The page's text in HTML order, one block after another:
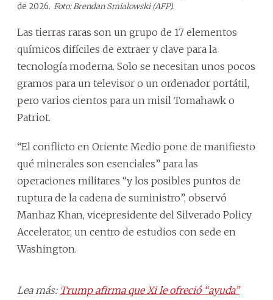
de 2026. Foto: Brendan Smialowski (AFP).
Las tierras raras son un grupo de 17 elementos
químicos difíciles de extraer y clave para la
tecnología moderna. Solo se necesitan unos pocos
gramos para un televisor o un ordenador portátil,
pero varios cientos para un misil Tomahawk o
Patriot.
“El conflicto en Oriente Medio pone de manifiesto
qué minerales son esenciales” para las
operaciones militares “y los posibles puntos de
ruptura de la cadena de suministro”, observó
Manhaz Khan, vicepresidente del Silverado Policy
Accelerator, un centro de estudios con sede en
Washington.
Lea más: Trump afirma que Xi le ofreció “ayuda”